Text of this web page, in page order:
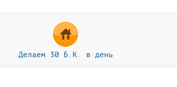
Делаем 30 Б.К. в день